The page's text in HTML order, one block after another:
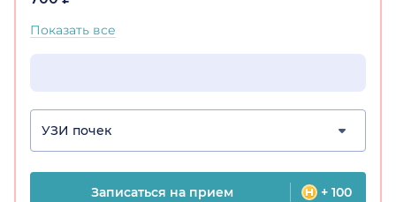
Показать все
УЗИ почек
Записаться на прием + 100